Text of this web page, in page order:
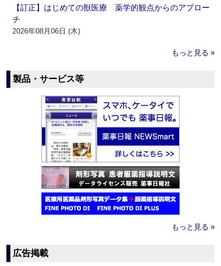
【訂正】はじめての獣医療 薬学的観点からのアプロー
チ
2026年08月06日 (木)
もっと見る »
製品・サービス等
もっと見る »
広告掲載